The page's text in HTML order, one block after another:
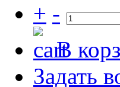
+ -
В
Задать